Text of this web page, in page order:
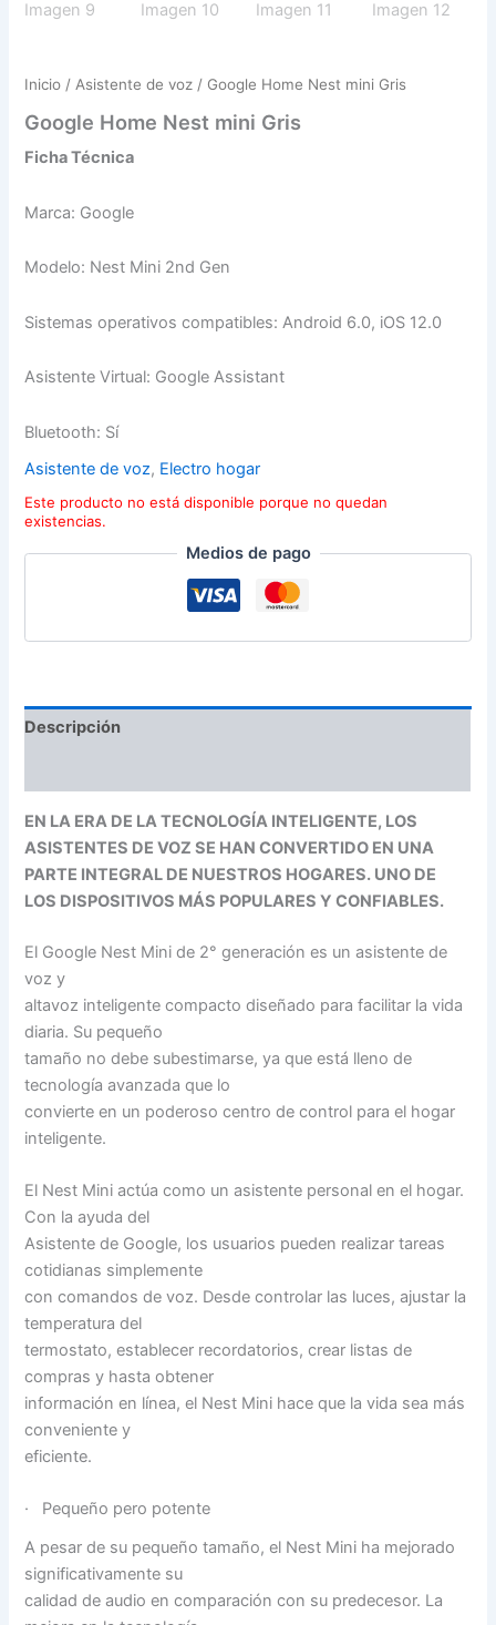
Inicio / Asistente de voz / Google Home Nest mini Gris
Google Home Nest mini Gris
Ficha Técnica
Marca: Google
Modelo: Nest Mini 2nd Gen
Sistemas operativos compatibles: Android 6.0, iOS 12.0
Asistente Virtual: Google Assistant
Bluetooth: Sí
Asistente de voz, Electro hogar
Este producto no está disponible porque no quedan
existencias.
Medios de pago
Descripción
EN LA ERA DE LA TECNOLOGÍA INTELIGENTE, LOS
ASISTENTES DE VOZ SE HAN CONVERTIDO EN UNA
PARTE INTEGRAL DE NUESTROS HOGARES. UNO DE
LOS DISPOSITIVOS MÁS POPULARES Y CONFIABLES.
El Google Nest Mini de 2° generación es un asistente de
voz y
altavoz inteligente compacto diseñado para facilitar la vida
diaria. Su pequeño
tamaño no debe subestimarse, ya que está lleno de
tecnología avanzada que lo
convierte en un poderoso centro de control para el hogar
inteligente.
El Nest Mini actúa como un asistente personal en el hogar.
Con la ayuda del
Asistente de Google, los usuarios pueden realizar tareas
cotidianas simplemente
con comandos de voz. Desde controlar las luces, ajustar la
temperatura del
termostato, establecer recordatorios, crear listas de
compras y hasta obtener
información en línea, el Nest Mini hace que la vida sea más
conveniente y
eficiente.
· Pequeño pero potente
A pesar de su pequeño tamaño, el Nest Mini ha mejorado
significativamente su
calidad de audio en comparación con su predecesor. La